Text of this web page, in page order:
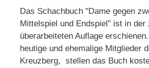
Das Schachbuch "Dame gegen
Mittelspiel und Endspiel" ist in der
überarbeiteten Auflage
heutige und ehemalige Mitglieder
Kreuzberg, stellen das Buch